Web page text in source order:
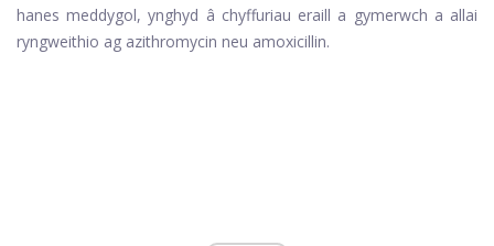
hanes meddygol, ynghyd â chyffuriau eraill a gymerwch a allai
ryngweithio ag azithromycin neu amoxicillin.